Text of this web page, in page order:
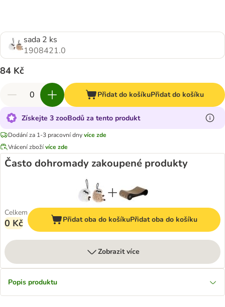
sada 2 ks
1908421.0
84 Kč
Přidat do košíkuPřidat do košíku
Získejte 3 zooBodů za tento produkt
Dodání za 1-3 pracovní dnyvíce zde
Vrácení zbožívíce zde
Často dohromady zakoupené produkty
Celkem
0 Kč Přidat oba do košíkuPřidat oba do košíku
Zobrazit více
Popis produktu